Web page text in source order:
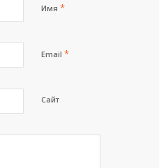
Имя *
Email *
Сайт